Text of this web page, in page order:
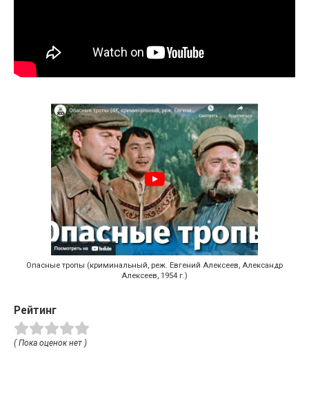
Опасные тропы (криминальный, реж. Евгений Алексеев, Александр
Алексеев, 1954 г.)
Рейтинг
( Пока оценок нет )